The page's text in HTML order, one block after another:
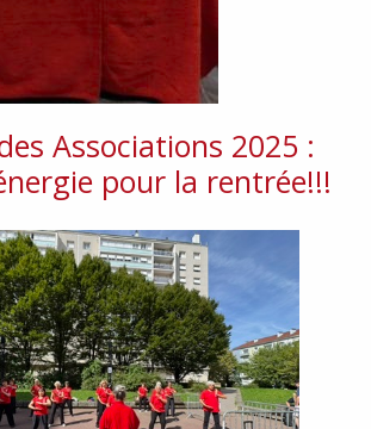
Associations 2025 :
pour la rentrée!!!